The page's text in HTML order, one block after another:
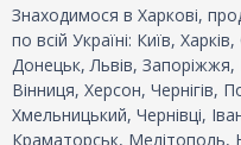
Знаходимося в Харкові,
по всій Україні: Київ,
Донецьк, Львів,
Вінниця, Херсон,
Хмельницький, Чернівці,
Краматорськ, Мелітополь,